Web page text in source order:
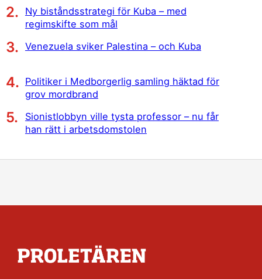
Ny biståndsstrategi för Kuba – med
regimskifte som mål
Venezuela sviker Palestina – och Kuba
Politiker i Medborgerlig samling häktad för
grov mordbrand
Sionistlobbyn ville tysta professor – nu får
han rätt i arbetsdomstolen